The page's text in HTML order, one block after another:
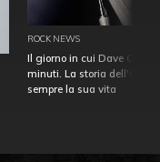
ROCK NEWS
Il giorno in cui Dave
minuti. La storia
sempre la sua vita